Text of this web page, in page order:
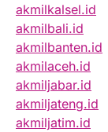
akmilkalsel.id
akmilbali.id
akmilbanten.id
akmilaceh.id
akmiljabar.id
akmiljateng.id
akmiljatim.id